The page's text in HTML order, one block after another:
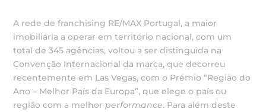
A rede de franchising RE/MAX Portugal, a maior
imobiliária a operar em território nacional, com um
total de 345 agências, voltou a ser distinguida na
Convenção Internacional da marca, que decorreu
recentemente em Las Vegas, com o Prémio “Região do
Ano – Melhor País da Europa”, que elege o país ou
região com a melhorperformance. Para além deste